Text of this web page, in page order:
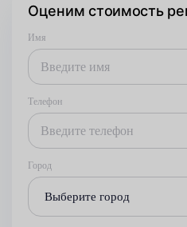
Оценим стоимость
Имя
Телефон
Город
Выберите город